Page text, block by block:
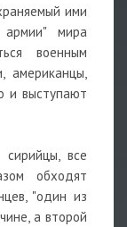
ими
мира
военным
американцы,
и выступают
все
обходят
"один из
а второй